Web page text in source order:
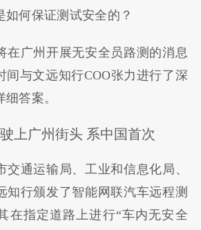
如何保证测试安全的？
在广州开展无安全员路测的消息
间与文远知行COO张力进行了深
答案。
上广州街头 系中国首次
交通运输局、工业和信息化局、
知行颁发了智能网联汽车远程测
指定道路上进行“车内无安全